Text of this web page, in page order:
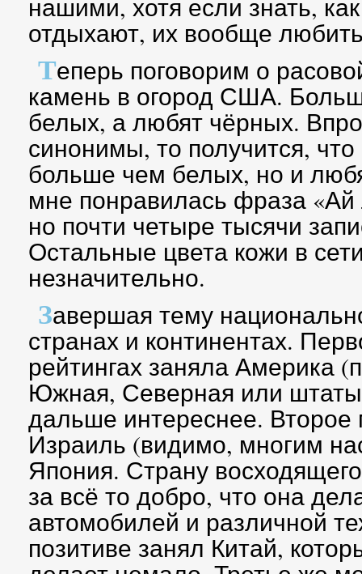
нашими, хотя если знать,
отдыхают, их вообще
Теперь поговорим о
камень в огород США.
белых, а любят чёрных.
синонимы, то получится,
больше чем белых, но и
мне понравилась фраза «Ай
но почти четыре тысячи
Остальные цвета кожи в
незначительно.
Завершая тему
странах и континентах.
рейтингах заняла Америка
Южная, Северная или штаты
дальше интереснее. Второе
Израиль (видимо, многим
Япония. Страну
за всё то добро, что она
автомобилей и различной
позитиве занял Китай,